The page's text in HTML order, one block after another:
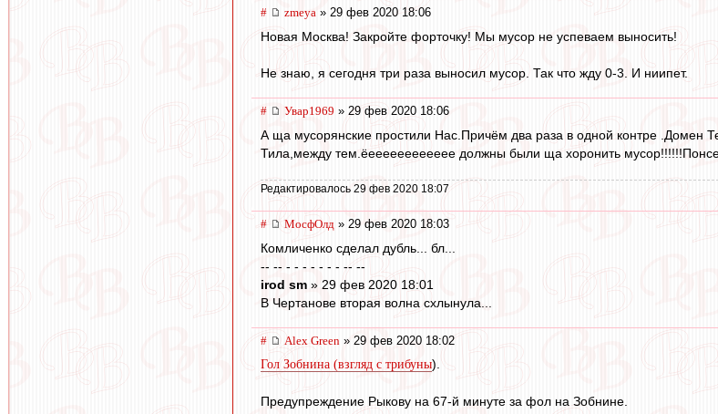
# zmeya » 29 фев 2020 18:06
Новая Москва! Закройте форточку! Мы мусор не успеваем выносить!
Не знаю, я сегодня три раза выносил мусор. Так что жду 0-3. И ниипет.
# Увар1969 » 29 фев 2020 18:06
А ща мусорянские простили Нас.Причём два раза в одной контре .Домен
Тила,между тем.ёееееееееееее должны были ща хоронить
Редактировалось 29 фев 2020 18:07
# МосфОлд » 29 фев 2020 18:03
Комличенко сделал дубль... бл...
-- -- - - - - - - - -- --
irod sm » 29 фев 2020 18:01
В Чертанове вторая волна схлынула...
# Alex Green » 29 фев 2020 18:02
Гол Зобнина (взгляд с трибуны).
Предупреждение Рыкову на 67-й минуте за фол на Зобнине.